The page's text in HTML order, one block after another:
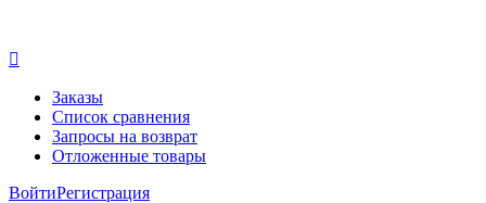

Заказы
Список сравнения
Запросы на возврат
Отложенные товары
ВойтиРегистрация